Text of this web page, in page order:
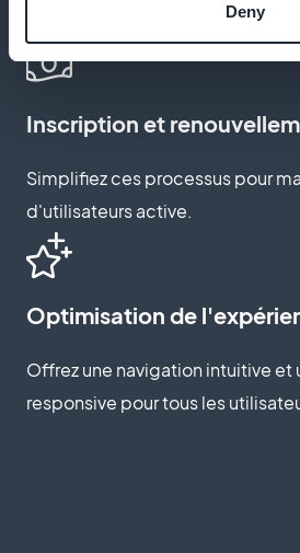
Deny
de votre marque de survie.
Inscription et
Simplifiez ces processus pour
d'utilisateurs active.
Optimisation de
Offrez une navigation intuitive et
responsive pour tous les